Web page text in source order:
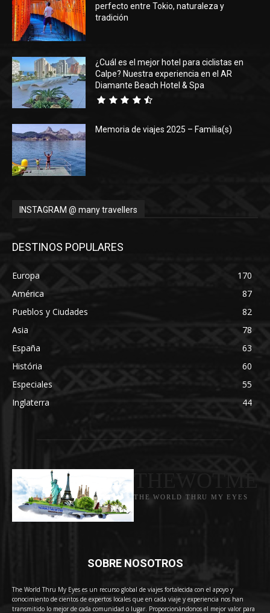
perfecto entre Tokio, naturaleza y
tradición
¿Cuál es el mejor hotel para ciclistas en
Calpe? Nuestra experiencia en el AR
Diamante Beach Hotel & Spa
Memoria de viajes 2025 – Familia(s)
INSTAGRAM @ many travellers
DESTINOS POPULARES
Europa
170
América
87
Pueblos y Ciudades
82
Asia
78
España
63
História
60
Especiales
55
Inglaterra
44
THE WORLD THRU MY EYES
SOBRE NOSOTROS
The World Thru My Eyes es un recurso global de viajes fortalecida con el apoyo y
conocimiento de cientos de expertos locales que en cada viaje y experiencia nos han
transmitido lo mejor de cada comunidad o lugar. Proporcionándonos el mejor valor para